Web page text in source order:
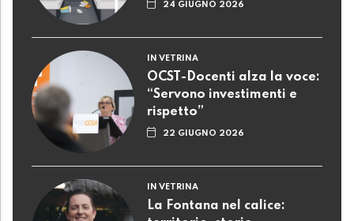
24 GIUGNO 2026
IN VETRINA
OCST-Docenti alza la voce:
“Servono investimenti e
rispetto”
22 GIUGNO 2026
IN VETRINA
La Fontana nel calice: